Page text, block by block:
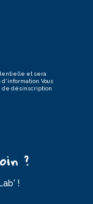
et sera
Vous
de désinscription
?
!